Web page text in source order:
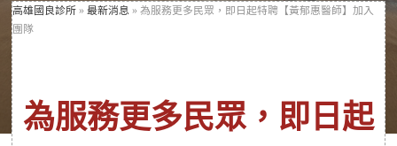
高雄國良診所 »最新消息 »為服務更多民眾，即日起特聘【黃郁惠醫師】加入
團隊
為服務更多民眾，即日起